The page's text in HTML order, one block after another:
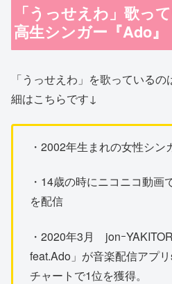
「うっせえわ」歌っ
高生シンガー『Ado』
「うっせえわ」を歌っている
細はこちらです↓
・2002年生まれの女性シン
・14歳の時にニコニコ動画
を配信
・2020年3月 jonｰ
feat.Ado」が音楽配信アプ
チャートで1位を獲得。